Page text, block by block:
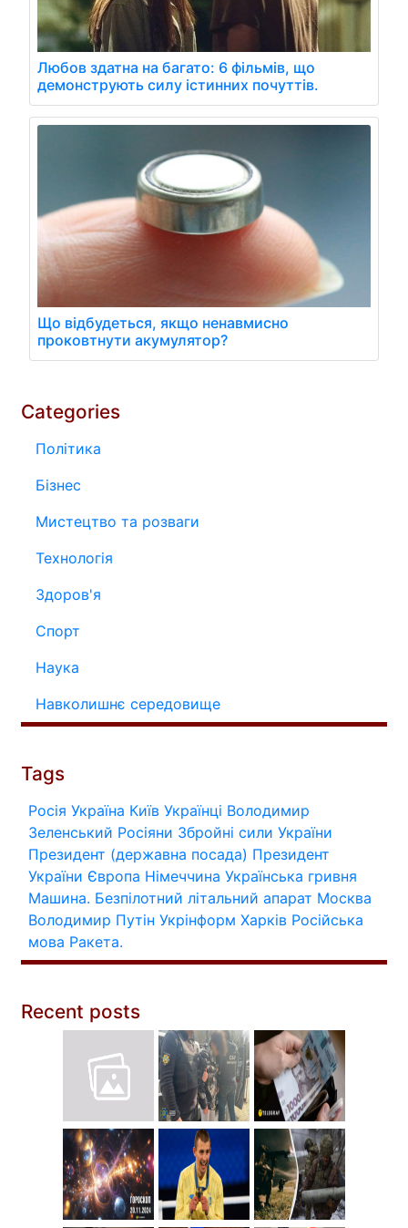
Любов здатна на багато: 6 фільмів, що
демонструють силу істинних почуттів.
Що відбудеться, якщо ненавмисно
проковтнути акумулятор?
Categories
Політика
Бізнес
Мистецтво та розваги
Технологія
Здоров'я
Спорт
Наука
Навколишнє середовище
Tags
Росія Україна Київ Українці Володимир
Зеленський Росіяни Збройні сили України
Президент (державна посада) Президент
України Європа Німеччина Українська гривня
Машина. Безпілотний літальний апарат Москва
Володимир Путін Укрінформ Харків Російська
мова Ракета.
Recent posts